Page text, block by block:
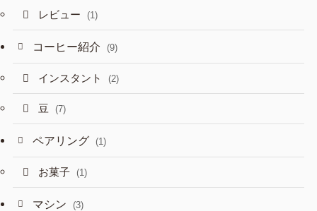
レビュー (1)
コーヒー紹介 (9)
インスタント (2)
豆 (7)
ペアリング (1)
お菓子 (1)
マシン (3)